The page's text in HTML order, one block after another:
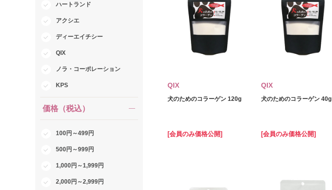
ハートランド
アクシエ
ディーエイチシー
QIX
ノラ・コーポレーション
KPS
価格（税込）
100円～499円
500円～999円
1,000円～1,999円
2,000円～2,999円
QIX
犬のためのコラーゲン 120g
[会員のみ価格公開]
QIX
犬のためのコラーゲン 40g
[会員のみ価格公開]